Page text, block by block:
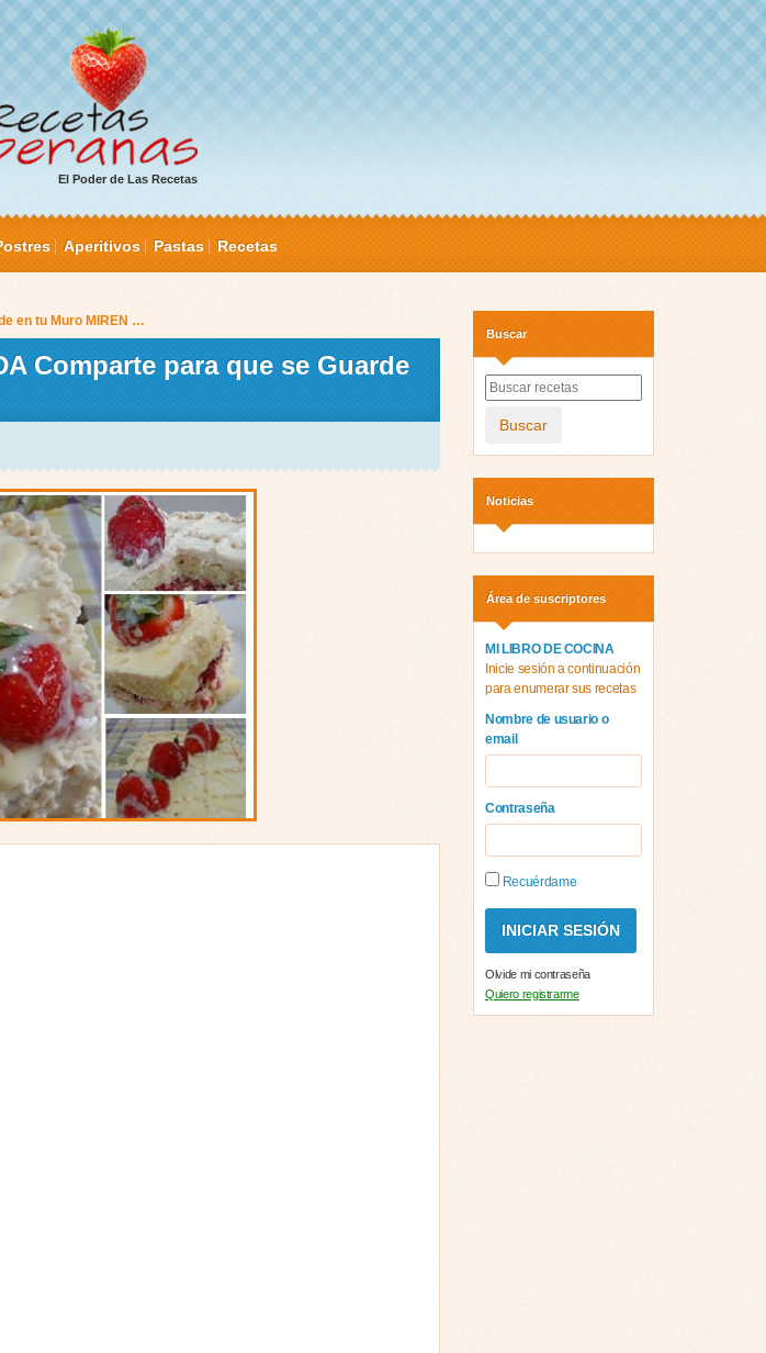
El Poder de Las Recetas
Aperitivos Pastas Recetas
en tu Muro MIREN …
Comparte para que se Guarde
Buscar
Buscar
Noticias
Área de suscriptores
MI LIBRO DE COCINA
Inicie sesión a continuación
para enumerar sus recetas
Nombre de usuario o
email
Contraseña
Recuérdame
Olvide mi contraseña
Quiero registrarme